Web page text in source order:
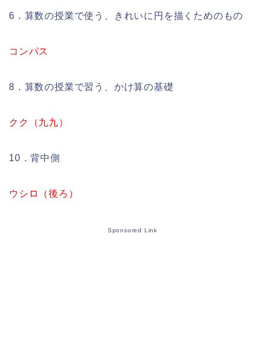
6．算数の授業で使う、きれいに円を描くためのもの
コンパス
8．算数の授業で習う、かけ算の基礎
クク（九九）
10．背中側
ウシロ（後ろ）
Sponsored Link